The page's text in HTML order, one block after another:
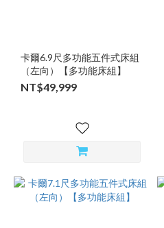
卡爾6.9尺多功能五件式床組
（左向）【多功能床組】
NT$49,999